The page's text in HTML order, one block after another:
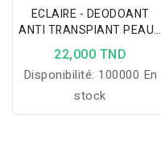
ECLAIRE - DEODOANT
ANTI TRANSPIANT PEAUX
HYPER SENSIBLES 50ML
22,000 TND
Disponibilité: 100000 En
stock